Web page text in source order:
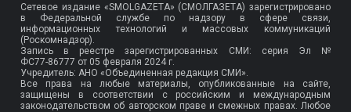
Сетевое издание «SMOLGAZETA» (СМОЛГАЗЕТА) зарегистрировано
в Федеральной службе по надзору в сфере связи,
информационных технологий и массовых коммуникаций
(Роскомнадзор).
Запись в реестре зарегистрированных СМИ: серия Эл №
ФС77-86777 от 05 февраля 2024 г.
Учредитель: АНО «Объединенная редакция СМИ».
Все права на любые материалы, опубликованные на сайте,
защищены в соответствии с российским и международным
законодательством об авторском праве и смежных правах. Любое